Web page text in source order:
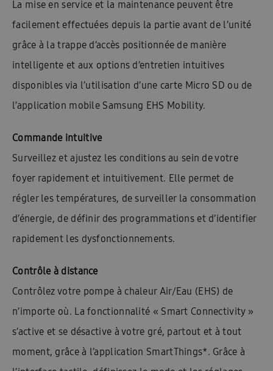
La mise en service et la maintenance peuvent être
facilement effectuées depuis la partie avant de l’unité
grâce à la trappe d’accès positionnée de manière
intelligente et aux options d’entretien intuitives
disponibles via l’utilisation d’une carte Micro SD ou de
l’application mobile Samsung EHS Mobility.
Commande intuitive
Surveillez et ajustez les conditions au sein de votre
foyer rapidement et intuitivement. Elle permet de
régler les températures, de surveiller la consommation
d’énergie, de définir des programmations et d’identifier
rapidement les dysfonctionnements.
Contrôle à distance
Contrôlez votre pompe à chaleur Air/Eau (EHS) de
n’importe où. La fonctionnalité « Smart Connectivity »
s’active et se désactive à votre gré, partout et à tout
moment, grâce à l’application SmartThings*. Grâce à